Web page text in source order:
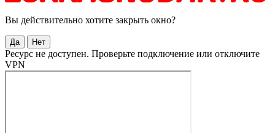
Вы действительно хотите закрыть окно?
Да Нет
Ресурс не доступен. Проверьте подключение или отключите
VPN